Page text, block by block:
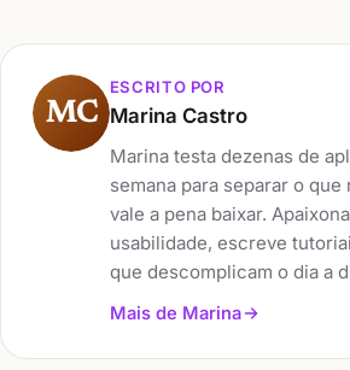
MC
ESCRITO POR
Marina Castro
Marina testa dezenas de
semana para separar o que
vale a pena baixar.
usabilidade, escreve
que descomplicam o dia a
Mais de Marina